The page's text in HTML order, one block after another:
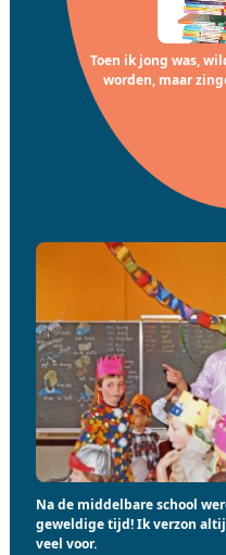
Toen ik jong was,
worden, maar
Na de middelbare school
geweldige tijd! Ik verzon
veel voor.